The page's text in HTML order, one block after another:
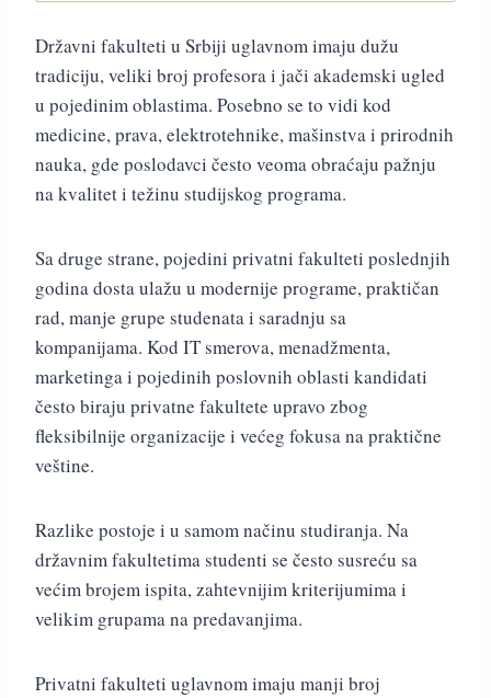
Državni fakulteti u Srbiji uglavnom imaju dužu
tradiciju, veliki broj profesora i jači akademski ugled
u pojedinim oblastima. Posebno se to vidi kod
medicine, prava, elektrotehnike, mašinstva i prirodnih
nauka, gde poslodavci često veoma obraćaju pažnju
na kvalitet i težinu studijskog programa.
Sa druge strane, pojedini privatni fakulteti poslednjih
godina dosta ulažu u modernije programe, praktičan
rad, manje grupe studenata i saradnju sa
kompanijama. Kod IT smerova, menadžmenta,
marketinga i pojedinih poslovnih oblasti kandidati
često biraju privatne fakultete upravo zbog
fleksibilnije organizacije i većeg fokusa na praktične
veštine.
Razlike postoje i u samom načinu studiranja. Na
državnim fakultetima studenti se često susreću sa
većim brojem ispita, zahtevnijim kriterijumima i
velikim grupama na predavanjima.
Privatni fakulteti uglavnom imaju manji broj